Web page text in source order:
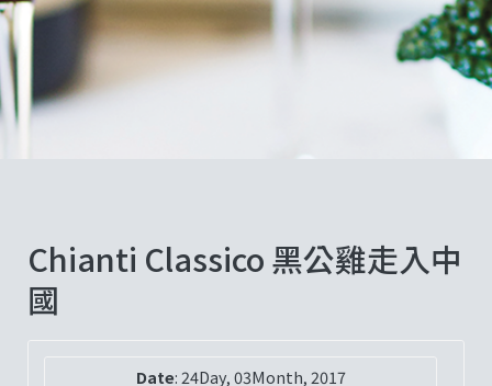
Chianti Classico 黑公雞走入中
國
Date:24Day, 03Month, 2017